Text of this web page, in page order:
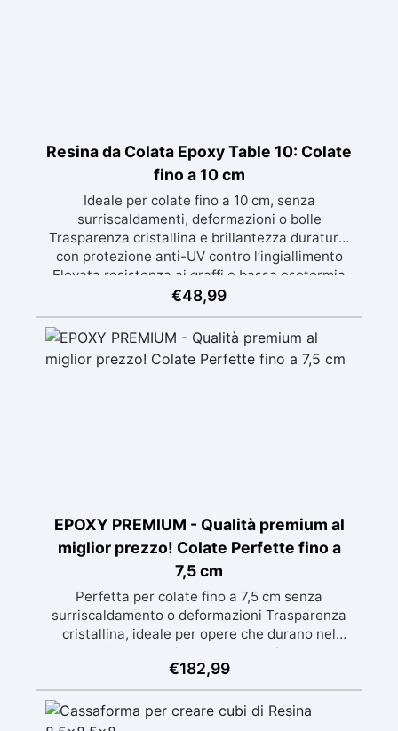
Resina da Colata Epoxy Table 10: Colate
fino a 10 cm
Ideale per colate fino a 10 cm, senza
surriscaldamenti, deformazioni o bolle
Trasparenza cristallina e brillantezza duratura,
con protezione anti-UV contro l’ingiallimento
Elevata resistenza ai graffi e bassa esotermia
per risultati professionali senza compromessi
e al lungo tempo di lavorazione evita le micro-
bolle Perfetta per grandi tavoli, opere artistiche
importanti e progetti di grandi spessori con
€48,99
EPOXY PREMIUM - Qualità premium al
miglior prezzo! Colate Perfette fino a
7,5 cm
Perfetta per colate fino a 7,5 cm senza
surriscaldamento o deformazioni Trasparenza
cristallina, ideale per opere che durano nel
tempo Elevata resistenza meccanica contro
graffi e usura, garantendo un risultato duraturo
Protezione anti-UV avanzata per prevenire
l’ingiallimento nel tempo Formula a bassa
viscosità per lavorazioni prolungate e
€182,99